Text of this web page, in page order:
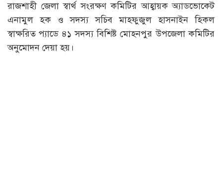
রাজশাহী জেলা স্বার্থ সংরক্ষণ কমিটির আহ্বায়ক অ্যাডভোকেট
এনামুল হক ও সদস্য সচিব মাহফুজুল হাসনাইন হিকল
স্বাক্ষরিত প্যাডে ৪১ সদস্য বিশিষ্ট মোহনপুর উপজেলা কমিটির
অনুমোদন দেয়া হয়।